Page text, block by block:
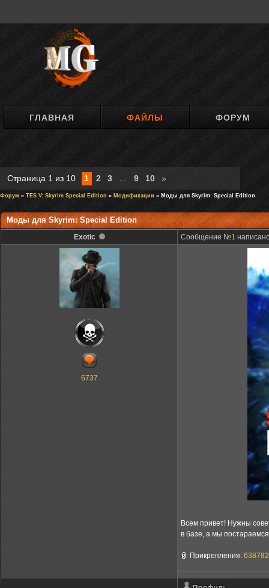
ГЛАВНАЯ ФАЙЛЫ ФОРУМ
Страница 1 из 10 1 2 3 9 10 »
Форум » TES V: Skyrim Special Edition » Модификации » Моды для Skyrim: Special Edition
Моды для Skyrim: Special Edition
Exotic Сообщение №1
6737
Всем привет! Нужны
в базе, а мы
Прикрепления: